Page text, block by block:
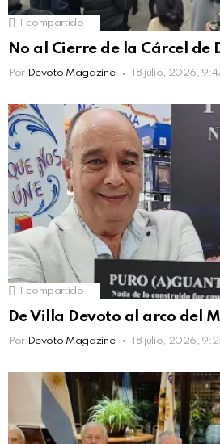
compartido
No al Cierre de la Cárcel de
Por Devoto Magazine 18 julio, 2026,
1 compartido
De Villa Devoto al arco del
Por Devoto Magazine 18 julio, 2026,